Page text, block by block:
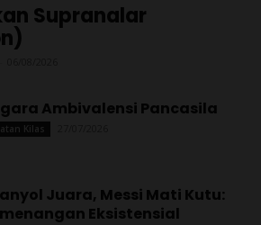
Supranalar
Ambivalensi Pancasila
Kilas
Juara, Messi Mati Kutu:
Eksistensial